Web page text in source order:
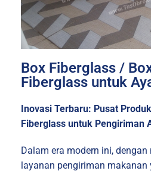
Box Fiberglass /
Fiberglass untuk
Inovasi Terbaru: Pusat
Fiberglass untuk Pengiriman
Dalam era modern ini,
layanan pengiriman makanan